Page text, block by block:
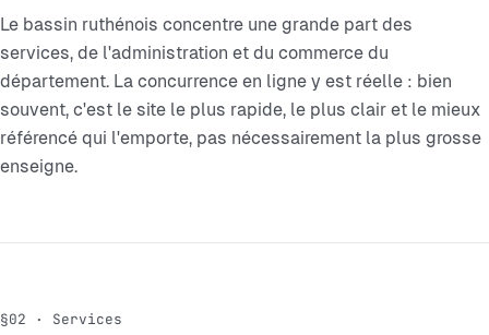
Le bassin ruthénois concentre une grande part des
services, de l'administration et du commerce du
département. La concurrence en ligne y est réelle : bien
souvent, c'est le site le plus rapide, le plus clair et le mieux
référencé qui l'emporte, pas nécessairement la plus grosse
enseigne.
§02 · Services